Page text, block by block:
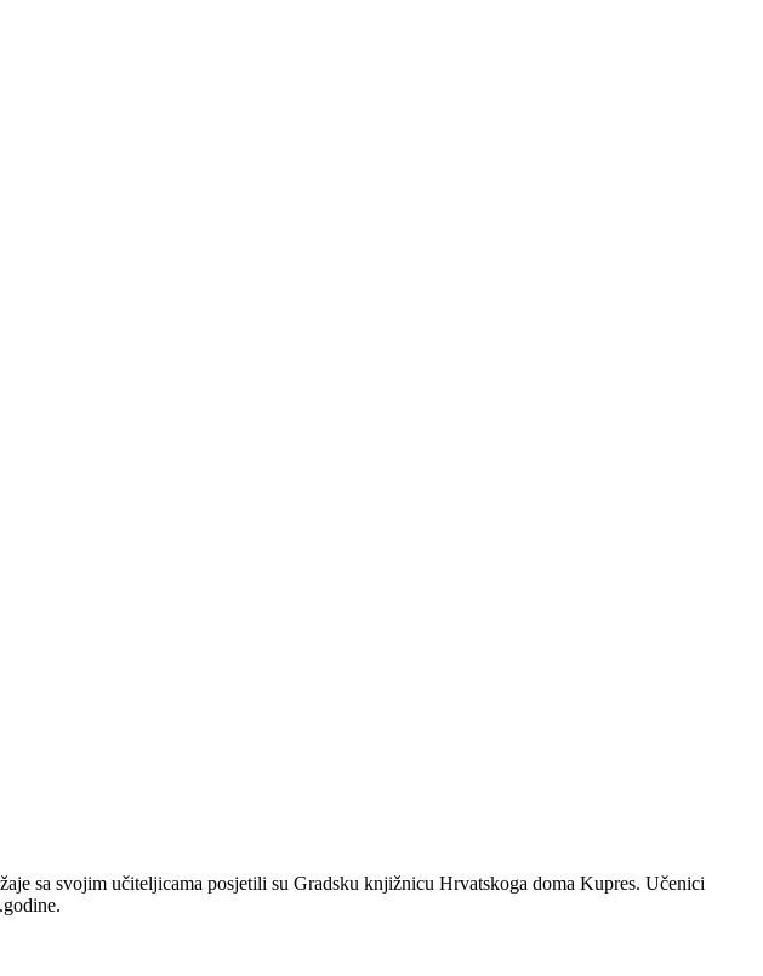
sa svojim učiteljicama posjetili su Gradsku knjižnicu Hrvatskoga doma Kupres. Učenici